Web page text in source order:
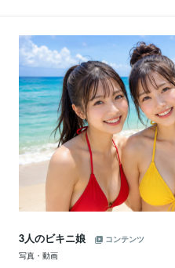
3人のビキニ娘
コンテンツ
写真・動画